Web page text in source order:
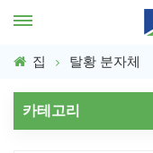
집 탈황 분자체
카테고리